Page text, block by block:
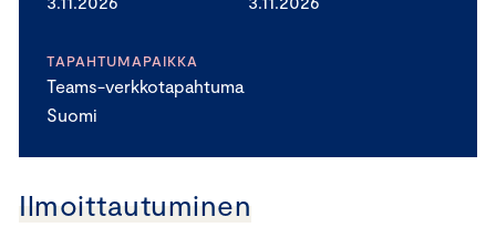
TAPAHTUMAPAIKKA
Teams-verkkotapahtuma
Suomi
Ilmoittautuminen